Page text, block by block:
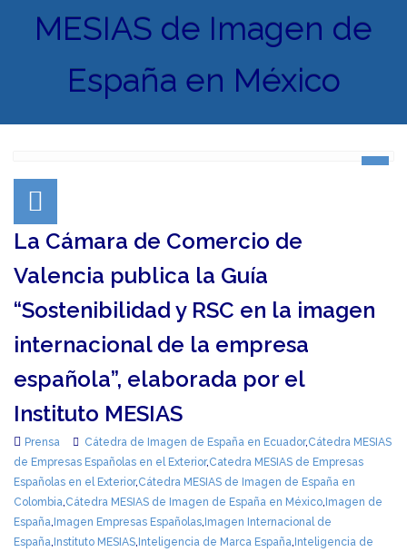
MESIAS de Imagen de
España en México
La Cámara de Comercio de
Valencia publica la Guía
“Sostenibilidad y RSC en la imagen
internacional de la empresa
española”, elaborada por el
Instituto MESIAS
Prensa Cátedra de Imagen de España en Ecuador,Cátedra MESIAS
de Empresas Españolas en el Exterior,Catedra MESIAS de Empresas
Españolas en el Exterior,Cátedra MESIAS de Imagen de España en
Colombia,Cátedra MESIAS de Imagen de España en México, Imagen de
España, Imagen Empresas Españolas, Imagen Internacional de
España, Instituto MESIAS, Inteligencia de Marca España, Inteligencia de